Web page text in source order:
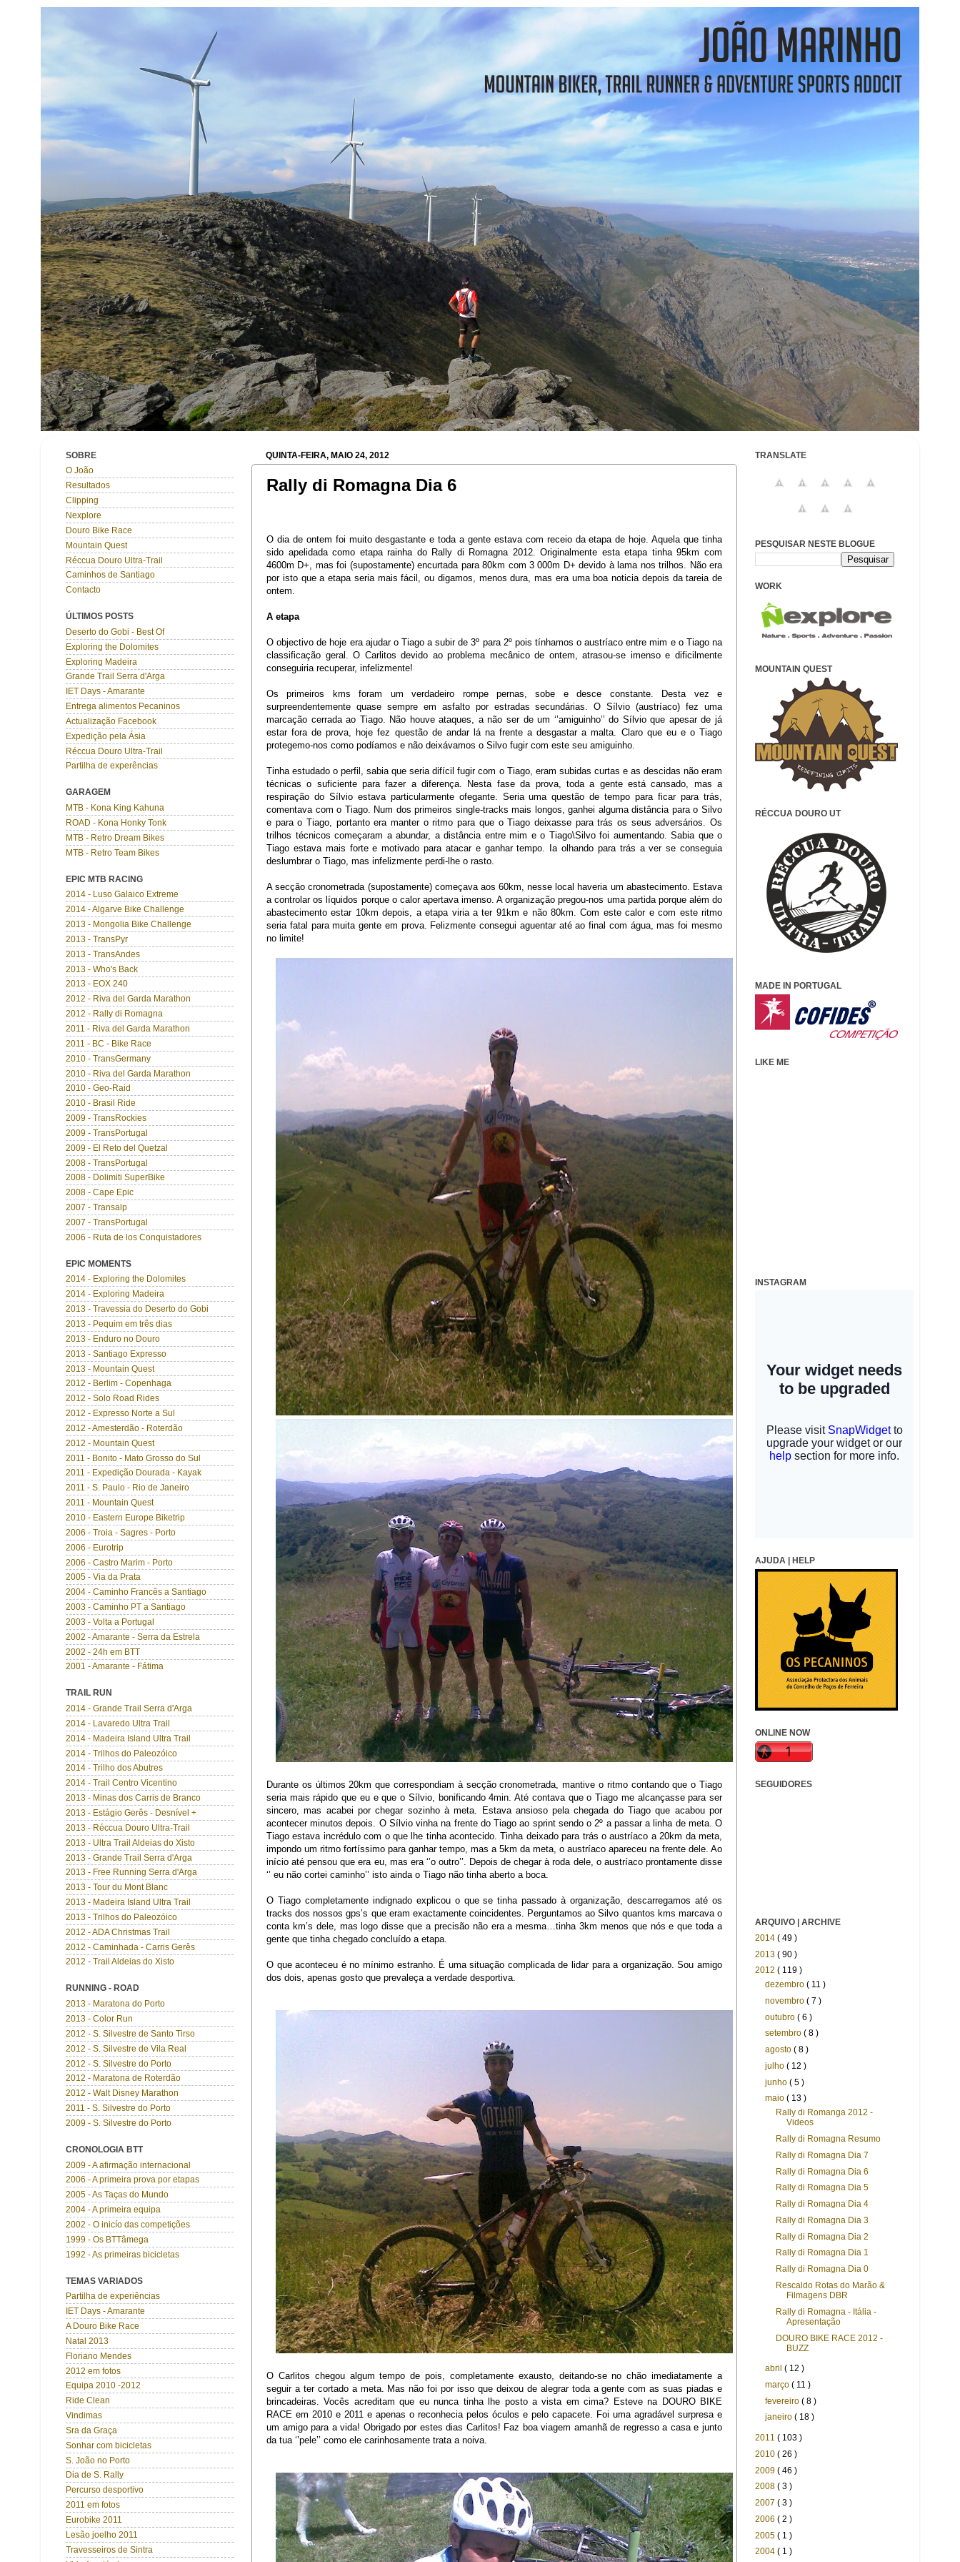
QUINTA-FEIRA, MAIO 24, 2012
Rally di Romagna Dia 6
O dia de ontem foi muito desgastante e toda a gente estava com receio da etapa de hoje. Aquela que tinha
sido apelidada como etapa rainha do Rally di Romagna 2012. Originalmente esta etapa tinha 95km com
4600m D+, mas foi (supostamente) encurtada para 80km com 3 000m D+ devido à lama nos trilhos. Não era
por isto que a etapa seria mais fácil, ou digamos, menos dura, mas era uma boa noticia depois da tareia de
ontem.
A etapa
O objectivo de hoje era ajudar o Tiago a subir de 3º para 2º pois tínhamos o austríaco entre mim e o Tiago na
classificação geral. O Carlitos devido ao problema mecânico de ontem, atrasou-se imenso e dificilmente
conseguiria recuperar, infelizmente!
Os primeiros kms foram um verdadeiro rompe pernas, sobe e desce constante. Desta vez e
surpreendentemente quase sempre em asfalto por estradas secundárias. O Sílvio (austríaco) fez uma
marcação cerrada ao Tiago. Não houve ataques, a não ser de um ‘’amiguinho’’ do Sílvio que apesar de já
estar fora de prova, hoje fez questão de andar lá na frente a desgastar a malta. Claro que eu e o Tiago
protegemo-nos como podíamos e não deixávamos o Silvo fugir com este seu amiguinho.
Tinha estudado o perfil, sabia que seria difícil fugir com o Tiago, eram subidas curtas e as descidas não eram
técnicas o suficiente para fazer a diferença. Nesta fase da prova, toda a gente está cansado, mas a
respiração do Sílvio estava particularmente ofegante. Seria uma questão de tempo para ficar para trás,
comentava com o Tiago. Num dos primeiros single-tracks mais longos, ganhei alguma distância para o Silvo
e para o Tiago, portanto era manter o ritmo para que o Tiago deixasse para trás os seus adversários. Os
trilhos técnicos começaram a abundar, a distância entre mim e o Tiago\Silvo foi aumentando. Sabia que o
Tiago estava mais forte e motivado para atacar e ganhar tempo. Ia olhando para trás a ver se conseguia
deslumbrar o Tiago, mas infelizmente perdi-lhe o rasto.
A secção cronometrada (supostamente) começava aos 60km, nesse local haveria um abastecimento. Estava
a controlar os líquidos porque o calor apertava imenso. A organização pregou-nos uma partida porque além do
abastecimento estar 10km depois, a etapa viria a ter 91km e não 80km. Com este calor e com este ritmo
seria fatal para muita gente em prova. Felizmente consegui aguentar até ao final com água, mas foi mesmo
no limite!
Durante os últimos 20km que correspondiam à secção cronometrada, mantive o ritmo contando que o Tiago
seria mais rápido que eu e que o Sílvio, bonificando 4min. Até contava que o Tiago me alcançasse para ser
sincero, mas acabei por chegar sozinho à meta. Estava ansioso pela chegada do Tiago que acabou por
acontecer minutos depois. O Sílvio vinha na frente do Tiago ao sprint sendo o 2º a passar a linha de meta. O
Tiago estava incrédulo com o que lhe tinha acontecido. Tinha deixado para trás o austríaco a 20km da meta,
impondo um ritmo fortíssimo para ganhar tempo, mas a 5km da meta, o austríaco apareceu na frente dele. Ao
início até pensou que era eu, mas era ‘’o outro’’. Depois de chegar à roda dele, o austríaco prontamente disse
‘’ eu não cortei caminho’’ isto ainda o Tiago não tinha aberto a boca.
O Tiago completamente indignado explicou o que se tinha passado à organização, descarregamos até os
tracks dos nossos gps’s que eram exactamente coincidentes. Perguntamos ao Silvo quantos kms marcava o
conta km’s dele, mas logo disse que a precisão não era a mesma…tinha 3km menos que nós e que toda a
gente que tinha chegado concluído a etapa.
O que aconteceu é no mínimo estranho. É uma situação complicada de lidar para a organização. Sou amigo
dos dois, apenas gosto que prevaleça a verdade desportiva.
O Carlitos chegou algum tempo de pois, completamente exausto, deitando-se no chão imediatamente a
seguir a ter cortado a meta. Mas não foi por isso que deixou de alegrar toda a gente com as suas piadas e
brincadeiras. Vocês acreditam que eu nunca tinha lhe posto a vista em cima? Esteve na DOURO BIKE
RACE em 2010 e 2011 e apenas o reconhecia pelos óculos e pelo capacete. Foi uma agradável surpresa e
um amigo para a vida! Obrigado por estes dias Carlitos! Faz boa viagem amanhã de regresso a casa e junto
da tua ‘’pele’’ como ele carinhosamente trata a noiva.
SOBRE
O João
Resultados
Clipping
Nexplore
Douro Bike Race
Mountain Quest
Réccua Douro Ultra-Trail
Caminhos de Santiago
Contacto
ÚLTIMOS POSTS
Deserto do Gobi - Best Of
Exploring the Dolomites
Exploring Madeira
Grande Trail Serra d'Arga
IET Days - Amarante
Entrega alimentos Pecaninos
Actualização Facebook
Expedição pela Ásia
Réccua Douro Ultra-Trail
Partilha de experências
GARAGEM
MTB - Kona King Kahuna
ROAD - Kona Honky Tonk
MTB - Retro Dream Bikes
MTB - Retro Team Bikes
EPIC MTB RACING
2014 - Luso Galaico Extreme
2014 - Algarve Bike Challenge
2013 - Mongolia Bike Challenge
2013 - TransPyr
2013 - TransAndes
2013 - Who's Back
2013 - EOX 240
2012 - Riva del Garda Marathon
2012 - Rally di Romagna
2011 - Riva del Garda Marathon
2011 - BC - Bike Race
2010 - TransGermany
2010 - Riva del Garda Marathon
2010 - Geo-Raid
2010 - Brasil Ride
2009 - TransRockies
2009 - TransPortugal
2009 - El Reto del Quetzal
2008 - TransPortugal
2008 - Dolimiti SuperBike
2008 - Cape Epic
2007 - Transalp
2007 - TransPortugal
2006 - Ruta de los Conquistadores
EPIC MOMENTS
2014 - Exploring the Dolomites
2014 - Exploring Madeira
2013 - Travessia do Deserto do Gobi
2013 - Pequim em três dias
2013 - Enduro no Douro
2013 - Santiago Expresso
2013 - Mountain Quest
2012 - Berlim - Copenhaga
2012 - Solo Road Rides
2012 - Expresso Norte a Sul
2012 - Amesterdão - Roterdão
2012 - Mountain Quest
2011 - Bonito - Mato Grosso do Sul
2011 - Expedição Dourada - Kayak
2011 - S. Paulo - Rio de Janeiro
2011 - Mountain Quest
2010 - Eastern Europe Biketrip
2006 - Troia - Sagres - Porto
2006 - Eurotrip
2006 - Castro Marim - Porto
2005 - Via da Prata
2004 - Caminho Francês a Santiago
2003 - Caminho PT a Santiago
2003 - Volta a Portugal
2002 - Amarante - Serra da Estrela
2002 - 24h em BTT
2001 - Amarante - Fátima
TRAIL RUN
2014 - Grande Trail Serra d'Arga
2014 - Lavaredo Ultra Trail
2014 - Madeira Island Ultra Trail
2014 - Trilhos do Paleozóico
2014 - Trilho dos Abutres
2014 - Trail Centro Vicentino
2013 - Minas dos Carris de Branco
2013 - Estágio Gerês - Desnível +
2013 - Réccua Douro Ultra-Trail
2013 - Ultra Trail Aldeias do Xisto
2013 - Grande Trail Serra d'Arga
2013 - Free Running Serra d'Arga
2013 - Tour du Mont Blanc
2013 - Madeira Island Ultra Trail
2013 - Trilhos do Paleozóico
2012 - ADA Christmas Trail
2012 - Caminhada - Carris Gerês
2012 - Trail Aldeias do Xisto
RUNNING - ROAD
2013 - Maratona do Porto
2013 - Color Run
2012 - S. Silvestre de Santo Tirso
2012 - S. Silvestre de Vila Real
2012 - S. Silvestre do Porto
2012 - Maratona de Roterdão
2012 - Walt Disney Marathon
2011 - S. Silvestre do Porto
2009 - S. Silvestre do Porto
CRONOLOGIA BTT
2009 - A afirmação internacional
2006 - A primeira prova por etapas
2005 - As Taças do Mundo
2004 - A primeira equipa
2002 - O inicío das competições
1999 - Os BTTâmega
1992 - As primeiras bicicletas
TEMAS VARIADOS
Partilha de experiências
IET Days - Amarante
A Douro Bike Race
Natal 2013
Floriano Mendes
2012 em fotos
Equipa 2010 -2012
Ride Clean
Vindimas
Sra da Graça
Sonhar com bicicletas
S. João no Porto
Dia de S. Rally
Percurso desportivo
2011 em fotos
Eurobike 2011
Lesão joelho 2011
Travesseiros de Sintra
TRANSLATE
PESQUISAR NESTE BLOGUE
WORK
MOUNTAIN QUEST
RÉCCUA DOURO UT
MADE IN PORTUGAL
LIKE ME
INSTAGRAM
AJUDA | HELP
ONLINE NOW
SEGUIDORES
ARQUIVO | ARCHIVE
2014 ( 49 )
2013 ( 90 )
2012 ( 119 )
dezembro( 11 )
novembro( 7 )
outubro( 6 )
setembro( 8 )
agosto( 8 )
julho( 12 )
junho( 5 )
maio( 13 )
Rally di Romanga 2012 -
Videos
Rally di Romagna Resumo
Rally di Romagna Dia 7
Rally di Romagna Dia 6
Rally di Romagna Dia 5
Rally di Romagna Dia 4
Rally di Romagna Dia 3
Rally di Romagna Dia 2
Rally di Romagna Dia 1
Rally di Romagna Dia 0
Rescaldo Rotas do Marão &
Filmagens DBR
Rally di Romagna - Itália -
Apresentação
DOURO BIKE RACE 2012 -
BUZZ
abril( 12 )
março( 11 )
fevereiro( 8 )
janeiro( 18 )
2011 ( 103 )
2010 ( 26 )
2009 ( 46 )
2008 ( 3 )
2007 ( 3 )
2006 ( 2 )
2005 ( 1 )
2004 ( 1 )